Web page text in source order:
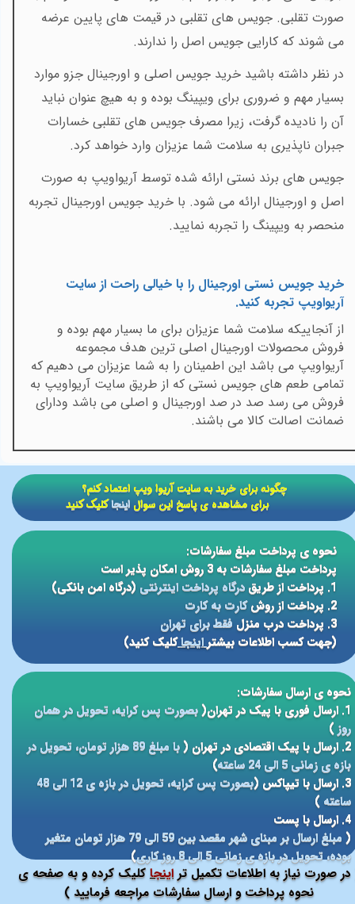
صورت تقلبی. جویس های تقلبی در قیمت های پایین عرضه
می شوند که کارایی جویس اصل را ندارند.
در نظر داشته باشید خرید جویس اصلی و اورجینال جزو موارد
بسیار مهم و ضروری برای ویپینگ بوده و به هیچ عنوان نباید
آن را نادیده گرفت، زیرا مصرف جویس های تقلبی خسارات
جبران ناپذیری به سلامت شما عزیزان وارد خواهد کرد.
جویس های برند نستی ارائه شده توسط آریواویپ به صورت
اصل و اورجینال ارائه می شود. با خرید جویس اورجینال تجربه
منحصر به ویپینگ را تجربه نمایید.
خرید جویس نستی اورجینال را با خیالی راحت از سایت
آریواویپ تجربه کنید.
از آنجاییکه سلامت شما عزیزان برای ما بسیار مهم بوده و
فروش محصولات اورجینال اصلی ترین هدف مجموعه
آریواویپ می باشد این اطمینان را به شما عزیزان می دهیم که
تمامی طعم های جویس نستی که از طریق سایت آریواویپ به
فروش می رسد صد در صد اورجینال و اصلی می باشد ودارای
ضمانت اصالت کالا می باشند.
صورت نیاز به اطلاعات تکمیل تراینجا کلیک کرده و به صفحه ی
نحوه پرداخت و ارسال سفارشات مراجعه فرمایید )
نحوه ی پرداخت مبلغ سفارشات:
پرداخت مبلغ سفارشات به 3 روش امکان پذیر است
1. پرداخت از طریق
درگاه پرداخت اینترنتی(درگاه امن بانکی)
2. پرداخت از روش
کارت به کارت
3. پرداخت درب منزل
فقط برای تهران
(جهت کسب اطلاعات بیشتر اینجاکلیک کنید)
نحوه ی ارسال سفارشات:
1. ارسال فوری با پیک در تهران(
بصورت پس کرایه، تحویل در همان
روز)
2. ارسال با پیک اقتصادی در تهران (
با مبلغ 89 هزار تومان، تحویل در
بازه ی زمانی 5 الی 24 ساعته
)
3. ارسال با تیپاکس (
بصورت پس کرایه، تحویل در بازه ی 12 الی 48
ساعته )
4. ارسال با پست
(
مبلغ ارسال بر مبنای شهر مقصد بین 59 الی 79 هزار تومان متغیر
بوده، تحویل در بازه ی زمانی 5 الی 8 روز کاری
)
​​چگونه برای خرید به سایت آریوا ویپ اعتماد کنم؟
برای مشاهده ی پاسخ این سوالاینجاکلیک کنید